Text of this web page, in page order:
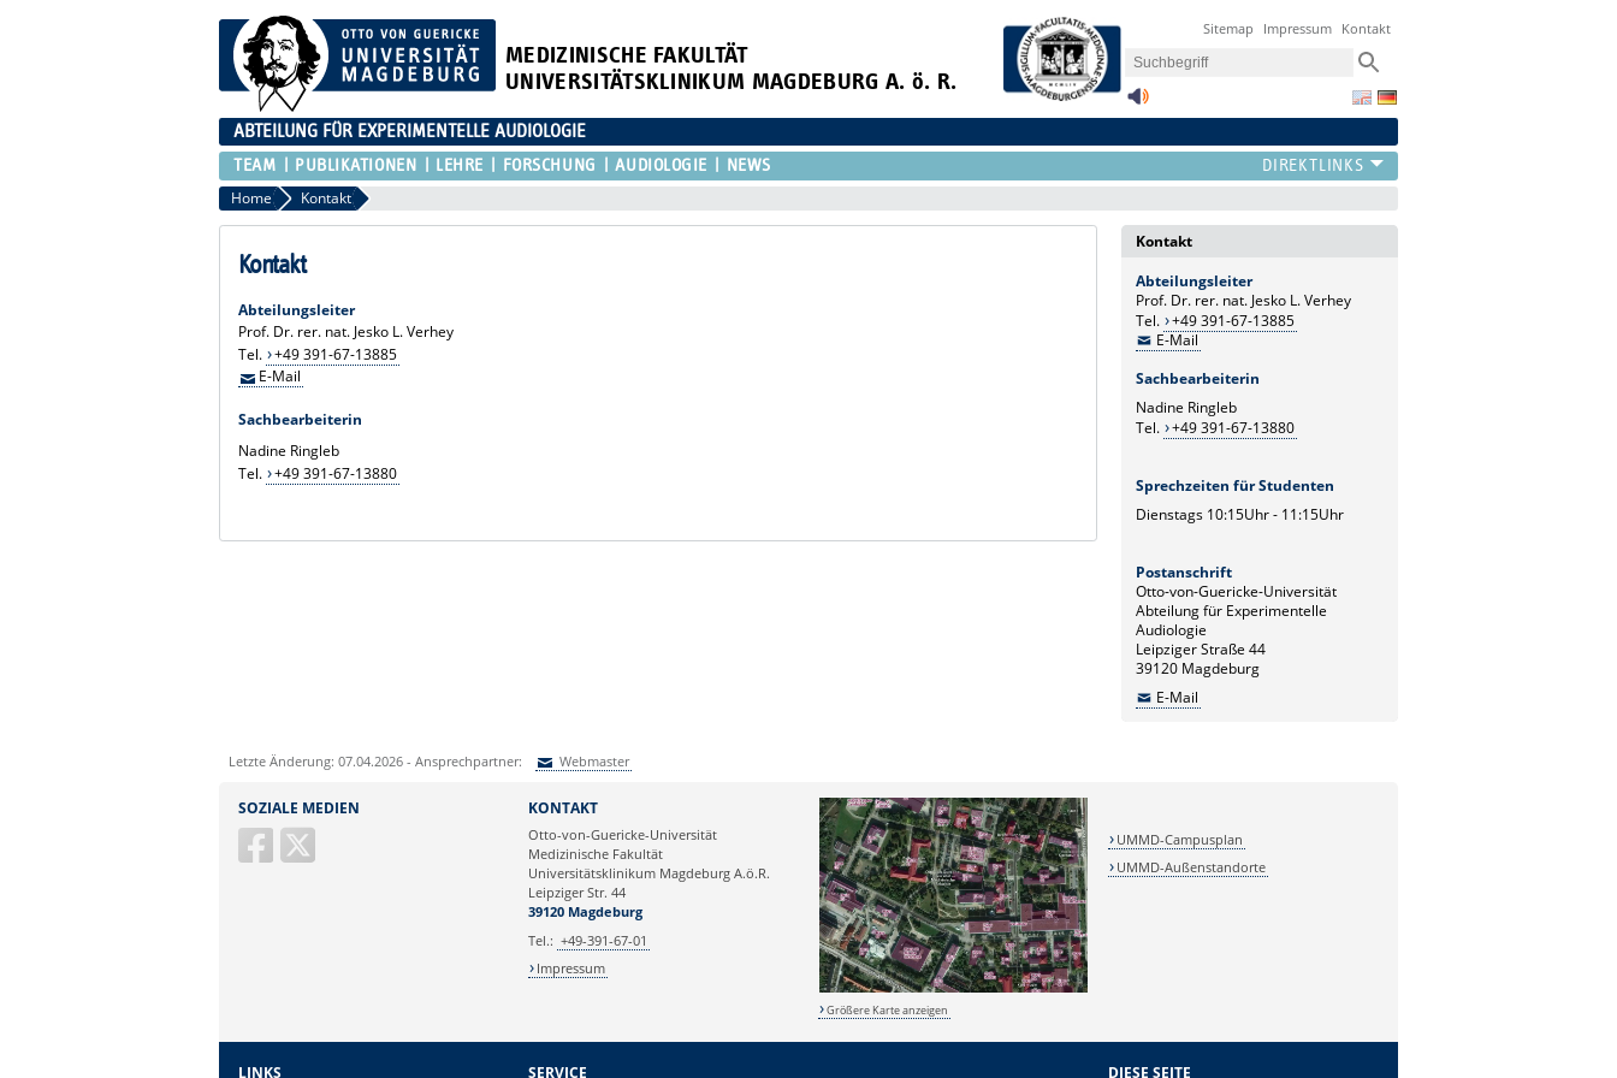
MEDIZINISCHE FAKULTÄT
UNIVERSITÄTSKLINIKUM MAGDEBURG A. ö. R.
Sitemap Impressum Kontakt
ABTEILUNG FÜR EXPERIMENTELLE AUDIOLOGIE
TEAM PUBLIKATIONEN LEHRE FORSCHUNG AUDIOLOGIE NEWS
Home Kontakt
Kontakt
Abteilungsleiter
Prof. Dr. rer. nat. Jesko L. Verhey
Tel. +49 391-67-13885
E-Mail
Sachbearbeiterin
Nadine Ringleb
Tel. +49 391-67-13880
Kontakt
Abteilungsleiter
Prof. Dr. rer. nat. Jesko L. Verhey
Tel. +49 391-67-13885
E-Mail
Sachbearbeiterin
Nadine Ringleb
Tel. +49 391-67-13880
Sprechzeiten für Studenten
Dienstags 10:15Uhr - 11:15Uhr
Postanschrift
Otto-von-Guericke-Universität
Abteilung für Experimentelle
Audiologie
Leipziger Straße 44
39120 Magdeburg
E-Mail
Letzte Änderung: 07.04.2026 - Ansprechpartner: Webmaster
Ihre E-Mailadresse:
SOZIALE MEDIEN KONTAKT
Otto-von-Guericke-Universität
Medizinische Fakultät
Universitätsklinikum Magdeburg A.ö.R.
Leipziger Str. 44
39120 Magdeburg
Tel.: +49-391-67-01
Impressum
Größere Karte anzeigen
UMMD-Campusplan
UMMD-Außenstandorte
LINKS SERVICE DIESE SEITE